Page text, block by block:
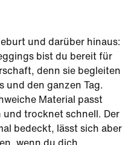
und darüber hinaus:
bist du bereit für
denn sie begleiten
und den ganzen Tag.
Material passt
und trocknet schnell. Der
bedeckt, lässt sich aber
wenn du dich